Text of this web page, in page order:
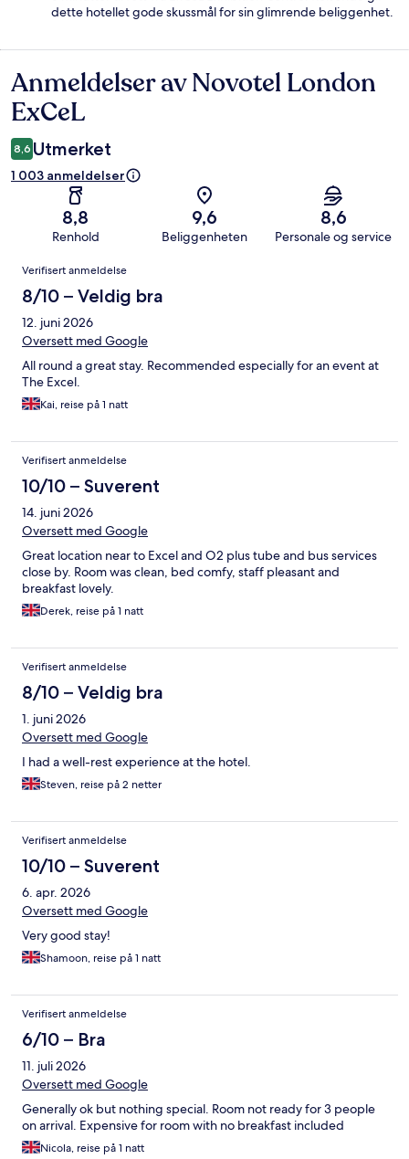
dette hotellet gode skussmål for sin glimrende beliggenhet.
Anmeldelser
Anmeldelser av Novotel London
ExCeL
8,6 Utmerket
1 003 anmeldelser
8,8
Renhold
9,6
Beliggenheten
8,6
Personale og service
Anmeldelser
Verifisert anmeldelse
8/10 – Veldig bra
12. juni 2026
Oversett med Google
All round a great stay. Recommended especially for an event at
The Excel.
Kai, reise på 1 natt
Verifisert anmeldelse
10/10 – Suverent
14. juni 2026
Oversett med Google
Great location near to Excel and O2 plus tube and bus services
close by. Room was clean, bed comfy, staff pleasant and
breakfast lovely.
Derek, reise på 1 natt
Verifisert anmeldelse
8/10 – Veldig bra
1. juni 2026
Oversett med Google
I had a well-rest experience at the hotel.
Steven, reise på 2 netter
Verifisert anmeldelse
10/10 – Suverent
6. apr. 2026
Oversett med Google
Very good stay!
Shamoon, reise på 1 natt
Verifisert anmeldelse
6/10 – Bra
11. juli 2026
Oversett med Google
Generally ok but nothing special. Room not ready for 3 people
on arrival. Expensive for room with no breakfast included
Nicola, reise på 1 natt